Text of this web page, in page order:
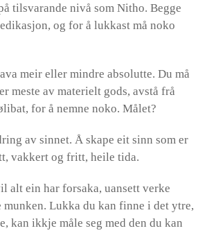
tilsvarande nivå som Nitho. Begge
og for å lukkast må noko
meir eller mindre absolutte. Du må
meste av materielt gods, avstå frå
for å nemne noko. Målet?
av sinnet. Å skape eit sinn som er
vakkert og fritt, heile tida.
alt ein har forsaka, uansett verke
Lukka du kan finne i det ytre,
kan ikkje måle seg med den du kan